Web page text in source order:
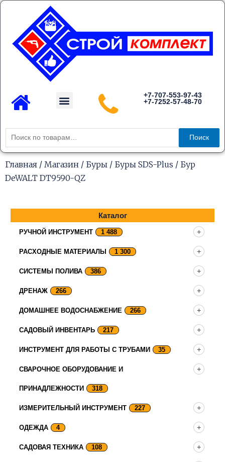
Перейти
содержимому
Menu
+7-707-553-97-43
+7-7252-57-48-70
Искать:
Поиск
Главная / Магазин / Буры / Буры SDS-Plus / Бур
DeWALT DT9590-QZ
Каталог
РУЧНОЙ ИНСТРУМЕНТ 1 488
РАСХОДНЫЕ МАТЕРИАЛЫ 1 300
СИСТЕМЫ ПОЛИВА 386
ДРЕНАЖ 266
ДОМАШНЕЕ ВОДОСНАБЖЕНИЕ 266
САДОВЫЙ ИНВЕНТАРЬ 217
ИНСТРУМЕНТ ДЛЯ РАБОТЫ С ТРУБАМИ 35
СВАРОЧНОЕ ОБОРУДОВАНИЕ И
ПРИНАДЛЕЖНОСТИ 318
ИЗМЕРИТЕЛЬНЫЙ ИНСТРУМЕНТ 227
ОДЕЖДА 4
САДОВАЯ ТЕХНИКА 108